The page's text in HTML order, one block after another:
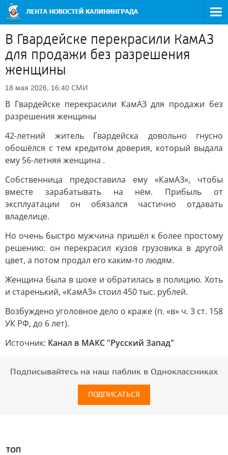
В Гвардейске перекрасили КамАЗ
для продажи без разрешения
женщины
18 мая 2026, 16:40 СМИ
В Гвардейске перекрасили КамАЗ для продажи без
разрешения женщины
42-летний житель Гвардейска довольно гнусно
обошёлся с тем кредитом доверия, который выдала
ему 56-летняя женщина .
Собственница предоставила ему «КамАЗ», чтобы
вместе зарабатывать на нём. Прибыль от
эксплуатации он обязался частично отдавать
владелице.
Но очень быстро мужчина пришёл к более простому
решению: он перекрасил кузов грузовика в другой
цвет, а потом продал его каким-то людям.
Женщина была в шоке и обратилась в полицию. Хоть
и старенький, «КамАЗ» стоил 450 тыс. рублей.
Возбуждено уголовное дело о краже (п. «в» ч. 3 ст. 158
УК РФ, до 6 лет).
Источник: Канал в МАКС "Русский Запад"
Подписывайтесь на наш паблик в Одноклассниках
ПОДПИСАТЬСЯ
ТОП